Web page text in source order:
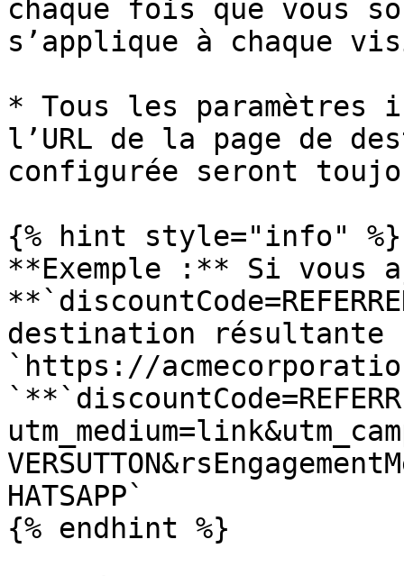
chaque fois que vous
s’applique à chaque
* Tous les paramètres
l’URL de la page de
configurée seront
{% hint style="info" %}
**Exemple :** Si vous
destination résultante
`https://
HATSAPP`
{% endhint %}